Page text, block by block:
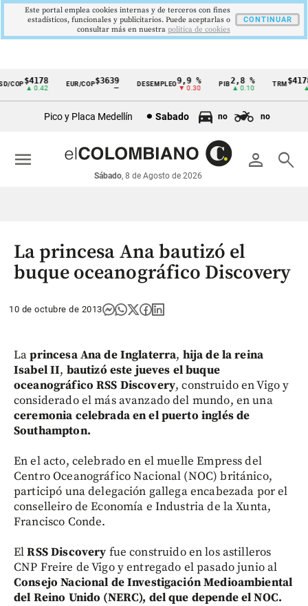
Cintillo
económicos
Colombia
$4178
▲ 0.42
EUR/COP$3639 DESEMPLEO 9,9 %
▼ 0.30
PIB2,8 %
▲ 0.10
TRM
▲
Pico y Placa Medellín Sabado no no
person search
Sábado, 8 de Agosto de 2026
menu
La princesa Ana bautizó el
buque oceanográfico Discovery
10 de octubre de 2013
Laprincesa Ana de Inglaterra, hija de la reina
Isabel II, bautizó este jueves el buque
oceanográfico RSS Discovery, construido en Vigo y
considerado el más avanzado del mundo, en una
ceremonia celebrada en el puerto inglés de
Southampton.
En el acto, celebrado en el muelle Empress del
Centro Oceanográfico Nacional (NOC) británico,
participó una delegación gallega encabezada por el
conselleiro de Economía e Industria de la Xunta,
Francisco Conde.
ElRSS Discovery fue construido en los astilleros
CNP Freire de Vigo y entregado el pasado junio al
Consejo Nacional de Investigación Medioambiental
del Reino Unido (NERC), del que depende el NOC.
Este portal emplea cookies internas y de terceros con fines
estadísticos, funcionales y publicitarios. Puede aceptarlas o
consultar más en nuestra politica de cookies
CONTINUAR